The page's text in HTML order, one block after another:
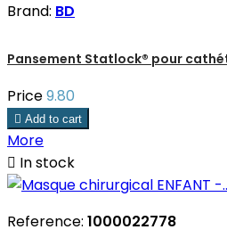
Brand: BD
Pansement Statlock® pour
Price9.80
 Add to cart
More
 In stock
Reference: 1000022778